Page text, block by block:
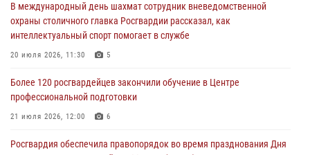
07 августа 2026, 09:26
Столичное управление вневедомственной охраны Росгвардии
признано лучшим по итогам полугодия на всероссийском
06 августа 2026, 14:59
Столичные росгвардейцы задержали троих мужчин, устроивших
06 августа 2026, 11:20 1
В международный день шахмат сотрудник вневедомственной
охраны столичного главка Росгвардии рассказал, как
интеллектуальный спорт помогает в службе
20 июля 2026, 11:30 5
Более 120 росгвардейцев закончили обучение в Центре
профессиональной подготовки
21 июля 2026, 12:00 6
Росгвардия обеспечила правопорядок во время празднования Дня